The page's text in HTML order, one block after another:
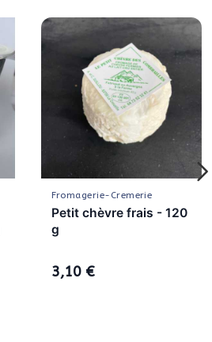
Fromagerie-Cremerie
Petit chèvre frais - 120
g
3,10 €